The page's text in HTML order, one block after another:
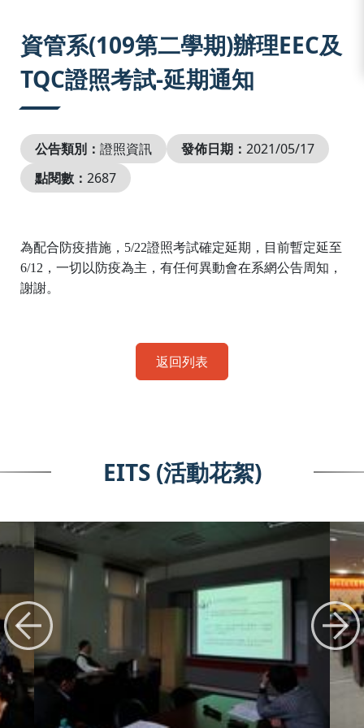
資管系(109第二學期)辦理EEC及
TQC證照考試-延期通知
公告類別： 證照資訊 發佈日期： 2021/05/17
點閱數： 2687
為配合防疫措施， 5/22證照考試確定延期，目前暫定延至
6/12 ，一切以防疫為主，有任何異動會在系網公告周知，
謝謝。
返回列表
EITS (活動花絮)